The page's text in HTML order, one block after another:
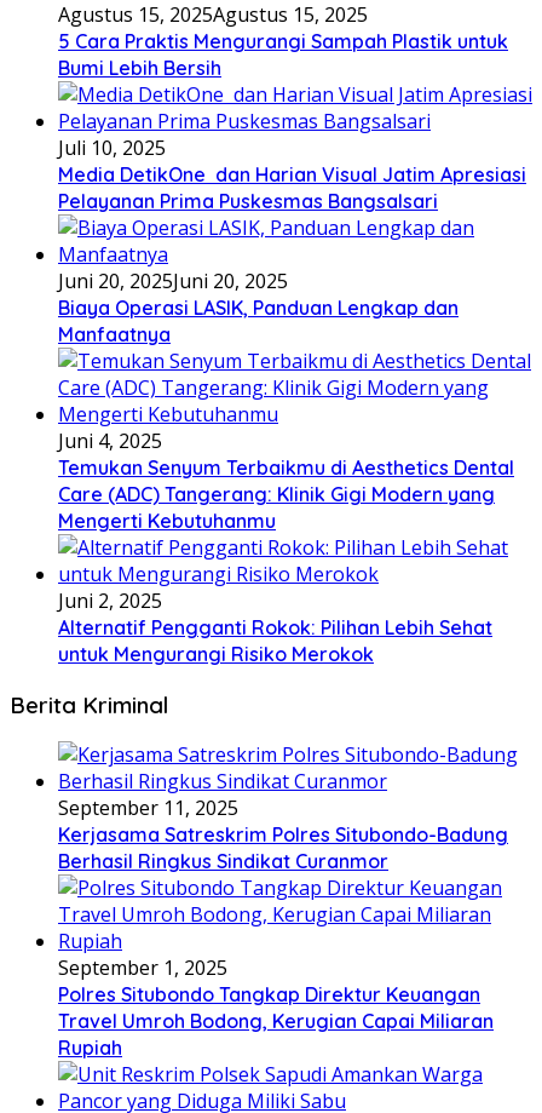
Agustus 15, 2025Agustus 15, 2025
5 Cara Praktis Mengurangi Sampah Plastik untuk
Bumi Lebih Bersih
Juli 10, 2025
Media DetikOne dan Harian Visual Jatim Apresiasi
Pelayanan Prima Puskesmas Bangsalsari
Juni 20, 2025Juni 20, 2025
Biaya Operasi LASIK, Panduan Lengkap dan
Manfaatnya
Juni 4, 2025
Temukan Senyum Terbaikmu di Aesthetics Dental
Care (ADC) Tangerang: Klinik Gigi Modern yang
Mengerti Kebutuhanmu
Juni 2, 2025
Alternatif Pengganti Rokok: Pilihan Lebih Sehat
untuk Mengurangi Risiko Merokok
Berita Kriminal
September 11, 2025
Kerjasama Satreskrim Polres Situbondo-Badung
Berhasil Ringkus Sindikat Curanmor
September 1, 2025
Polres Situbondo Tangkap Direktur Keuangan
Travel Umroh Bodong, Kerugian Capai Miliaran
Rupiah